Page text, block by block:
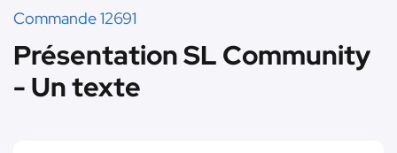
Commande 12691
Présentation SL Community
- Un texte